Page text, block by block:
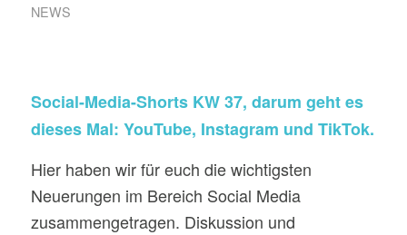
NEWS
Social-Media-Shorts KW 37, darum geht es
dieses Mal: YouTube, Instagram und TikTok.
Hier haben wir für euch die wichtigsten
Neuerungen im Bereich Social Media
zusammengetragen. Diskussion und